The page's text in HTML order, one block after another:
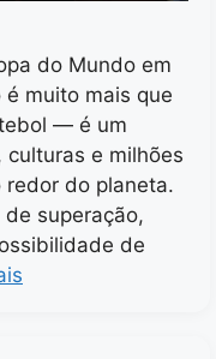
do Mundo em
é muito mais que
— é um
culturas e milhões
do planeta.
superação,
de